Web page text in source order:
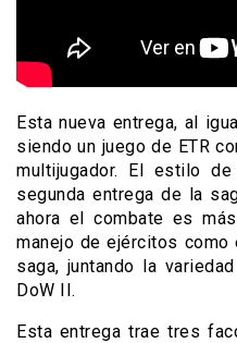
Esta nueva entrega, al
siendo un juego de ETR
multijugador. El estilo
segunda entrega de la
ahora el combate es
manejo de ejércitos
saga, juntando la
DoW II.
Esta entrega trae tres